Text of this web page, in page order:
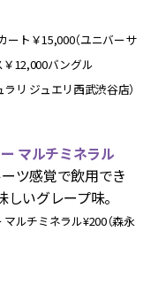
ート￥15,000（ユニバーサ
￥12,000バングル
リ ジュエリ西武渋谷店）
マルチミネラル
ツ感覚で飲用でき
しいグレープ味。
マルチミネラル¥200（森永